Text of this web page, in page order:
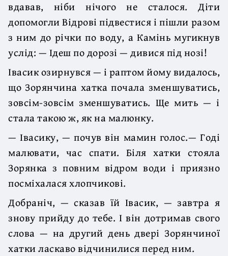
вдавав, ніби нічого не сталося. Діти
допомогли Відрові підвестися і пішли разом
з ним до річки по воду, а Камінь мугикнув
услід: — Ідеш по дорозі — дивися під нозі!
Івасик озирнувся — і раптом йому видалось,
що Зорянчина хатка почала зменшуватись,
зовсім-зовсім зменшуватись. Ще мить — і
стала такою ж, як на малюнку.
— Івасику, — почув він мамин голос.— Годі
малювати, час спати. Біля хатки стояла
Зорянка з повним відром води і приязно
посміхалася хлопчикові.
Добраніч, — сказав їй Івасик, — завтра я
знову прийду до тебе. І він дотримав свого
слова — на другий день двері Зорянчиної
хатки ласкаво відчинилися перед ним.